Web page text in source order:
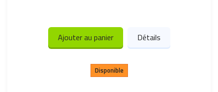
Ajouter au panier Détails
Disponible